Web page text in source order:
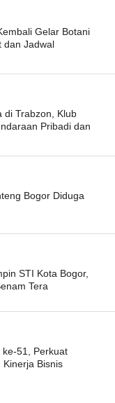
Gelar Botani
dan Jadwal
di Trabzon, Klub
Pribadi dan
Bogor Diduga
STI Kota Bogor,
Tera
51, Perkuat
Bisnis